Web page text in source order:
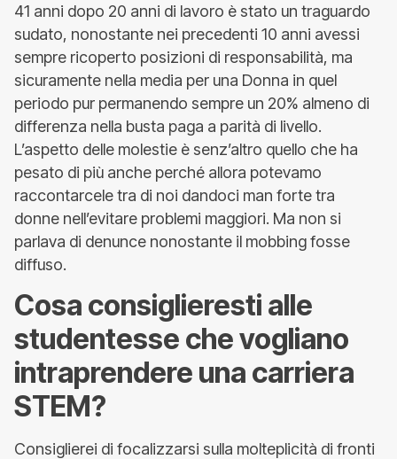
41 anni dopo 20 anni di lavoro è stato un traguardo
sudato, nonostante nei precedenti 10 anni avessi
sempre ricoperto posizioni di responsabilità, ma
sicuramente nella media per una Donna in quel
periodo pur permanendo sempre un 20% almeno di
differenza nella busta paga a parità di livello.
L’aspetto delle molestie è senz’altro quello che ha
pesato di più anche perché allora potevamo
raccontarcele tra di noi dandoci man forte tra
donne nell’evitare problemi maggiori. Ma non si
parlava di denunce nonostante il mobbing fosse
diffuso.
Cosa consiglieresti alle
studentesse che vogliano
intraprendere una carriera
STEM?
Consiglierei di focalizzarsi sulla molteplicità di fronti